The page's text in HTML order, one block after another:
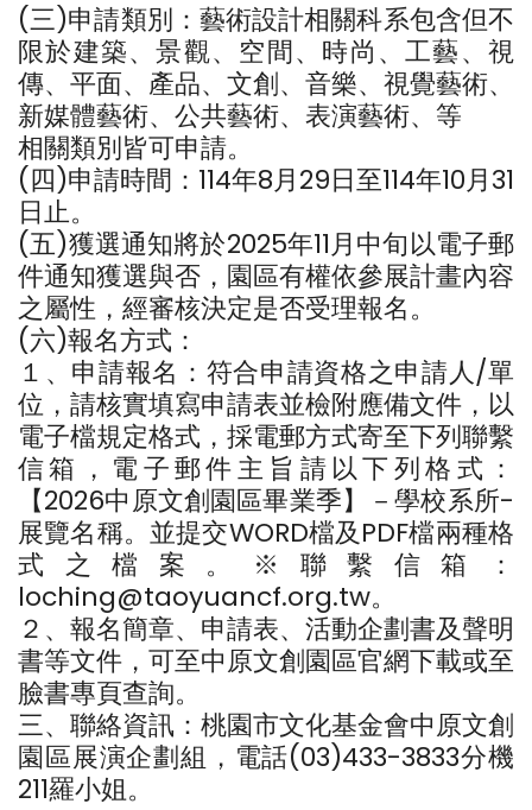
(三)申請類別：藝術設計相關科系包含但不
限於建築、景觀、空間、時尚、工藝、視
傳、平面、產品、文創、音樂、視覺藝術、
新媒體藝術、公共藝術、表演藝術、等
相關類別皆可申請。
(四)申請時間：114年8月29日至114年10月31
日止。
(五)獲選通知將於2025年11月中旬以電子郵
件通知獲選與否，園區有權依參展計畫內容
之屬性，經審核決定是否受理報名。
(六)報名方式：
１、申請報名：符合申請資格之申請人/單
位，請核實填寫申請表並檢附應備文件，以
電子檔規定格式，採電郵方式寄至下列聯繫
信箱，電子郵件主旨請以下列格式：
【2026中原文創園區畢業季】－學校系所-
展覽名稱。並提交WORD檔及PDF檔兩種格
式之檔案。※聯繫信箱：
loching@taoyuancf.org.tw。
２、報名簡章、申請表、活動企劃書及聲明
書等文件，可至中原文創園區官網下載或至
臉書專頁查詢。
三、聯絡資訊：桃園市文化基金會中原文創
園區展演企劃組，電話(03)433-3833分機
211羅小姐。